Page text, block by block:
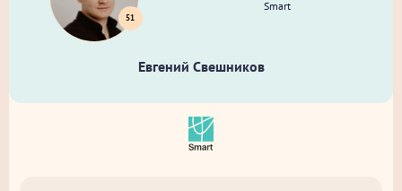
51
Smart
Евгений Свешников